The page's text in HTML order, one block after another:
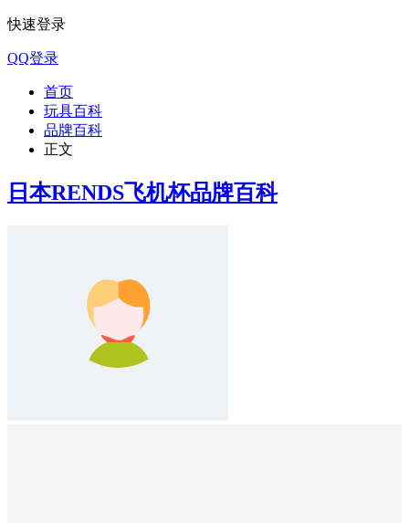
快速登录
QQ登录
首页
玩具百科
品牌百科
正文
日本RENDS飞机杯品牌百科